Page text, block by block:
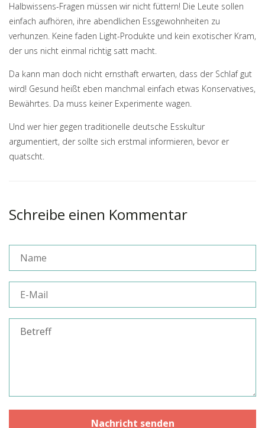
Halbwissens-Fragen müssen wir nicht füttern! Die Leute sollen
einfach aufhören, ihre abendlichen Essgewohnheiten zu
verhunzen. Keine faden Light-Produkte und kein exotischer Kram,
der uns nicht einmal richtig satt macht.
Da kann man doch nicht ernsthaft erwarten, dass der Schlaf gut
wird! Gesund heißt eben manchmal einfach etwas Konservatives,
Bewährtes. Da muss keiner Experimente wagen.
Und wer hier gegen traditionelle deutsche Esskultur
argumentiert, der sollte sich erstmal informieren, bevor er
quatscht.
Schreibe einen Kommentar